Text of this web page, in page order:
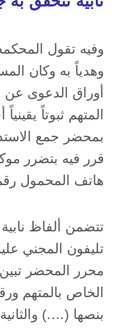
وفيه تقول
وهدياً به وكان
أوراق الدعوى عن
المتهم ثبوتاً
بمحضر جمع
قرر فيه بتضرر
هاتف المحمول
تتضمن ألفاظ
تليفون المجني
محرر المحضر
بنصها (….)